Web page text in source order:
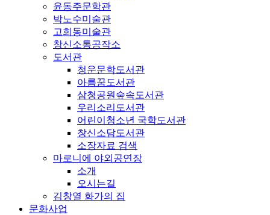
윤동주문학관
박노수미술관
고희동미술관
창신소통공작소
도서관
청운문학도서관
아름꿈도서관
삼청공원숲속도서관
우리소리도서관
어린이청소년 국학도서관
창신소담도서관
소장자료 검색
마로니에 야외공연장
소개
오시는길
김창열 화가의 집
문화사업